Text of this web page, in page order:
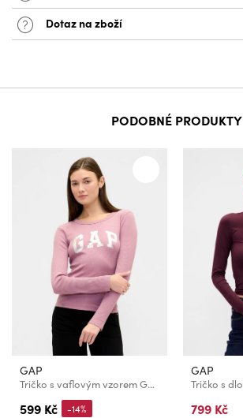
Dotaz na zboží
PODOBNÉ PRODUKTY
GAP
Tričko s vaflovým vzorem GAP
599 Kč -14%
GAP
799 Kč